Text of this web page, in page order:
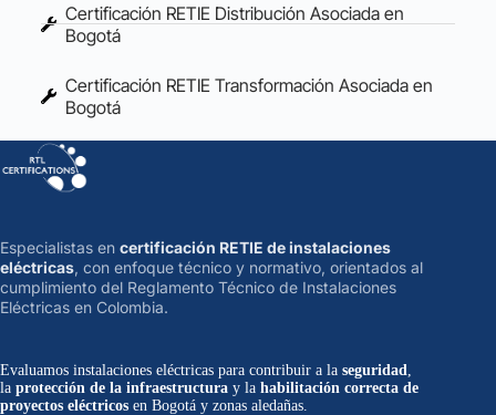
Certificación RETIE Distribución Asociada en
Bogotá
Certificación RETIE Transformación Asociada en
Bogotá
Especialistas en certificación RETIE de instalaciones
eléctricas, con enfoque técnico y normativo, orientados al
cumplimiento del Reglamento Técnico de Instalaciones
Eléctricas en Colombia.
Evaluamos instalaciones eléctricas para contribuir a la seguridad
la protección de la infraestructura y la habilitación correcta de
proyectos eléctricos en Bogotá y zonas aledañas.